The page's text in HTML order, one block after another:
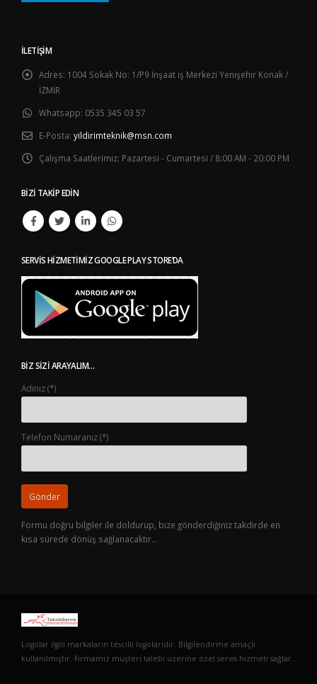
İLETIŞIM
Adres: 1004 Sokak No: 1/P9 İnşaat iş Merkezi Yenişehir Konak /
İZMİR
Whatsapp: 0535 345 03 57
E-Posta: yildirimteknik@msn.com
Çalışma Saatlerimiz: Pazartesi - Cumartesi / 8:00 AM - 20:00 PM
BIZI TAKIP EDIN
SERVIS HIZMETIMIZ GOOGLE PLAY STORE’DA
BIZ SIZI ARAYALIM…
Adınız (*)
Telefon Numaranız (*)
Formu doğru bilgiler ile doldurup, bize gönderdiğiniz takdirde en
kısa sürede dönüş sağlanacaktır…
Logolar ilgili markaların tescilli logolarıdır. Bilgilendirme amaçlı
kullanılmıştır. Firmamız müşteri talebi üzerine özel servis hizmeti sağlar.